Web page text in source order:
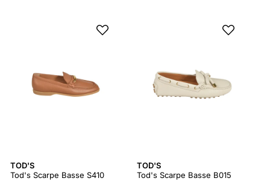
TOD'S
Tod's Scarpe Basse S410
TOD'S
Tod's Scarpe Basse B015